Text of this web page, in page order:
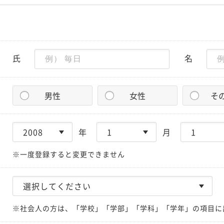
氏 名
男性 女性 そ
年 月
※一度登録すると変更できません
※社会人の方は、「学校」「学部」「学科」「学年」の項目